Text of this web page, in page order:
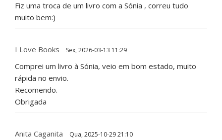
Fiz uma troca de um livro com a Sónia , correu tudo
muito bem:)
I Love Books Sex, 2026-03-13 11:29
Comprei um livro à Sónia, veio em bom estado, muito
rápida no envio.
Recomendo.
Obrigada
Anita Caganita Qua, 2025-10-29 21:10